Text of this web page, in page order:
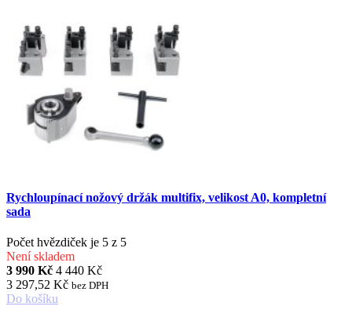
Rychloupínací nožový držák multifix, velikost A0, kompletní
sada
Počet hvězdiček je 5 z 5
Není skladem
3 990 Kč 4 440 Kč
3 297,52 Kč bez DPH
Do košíku